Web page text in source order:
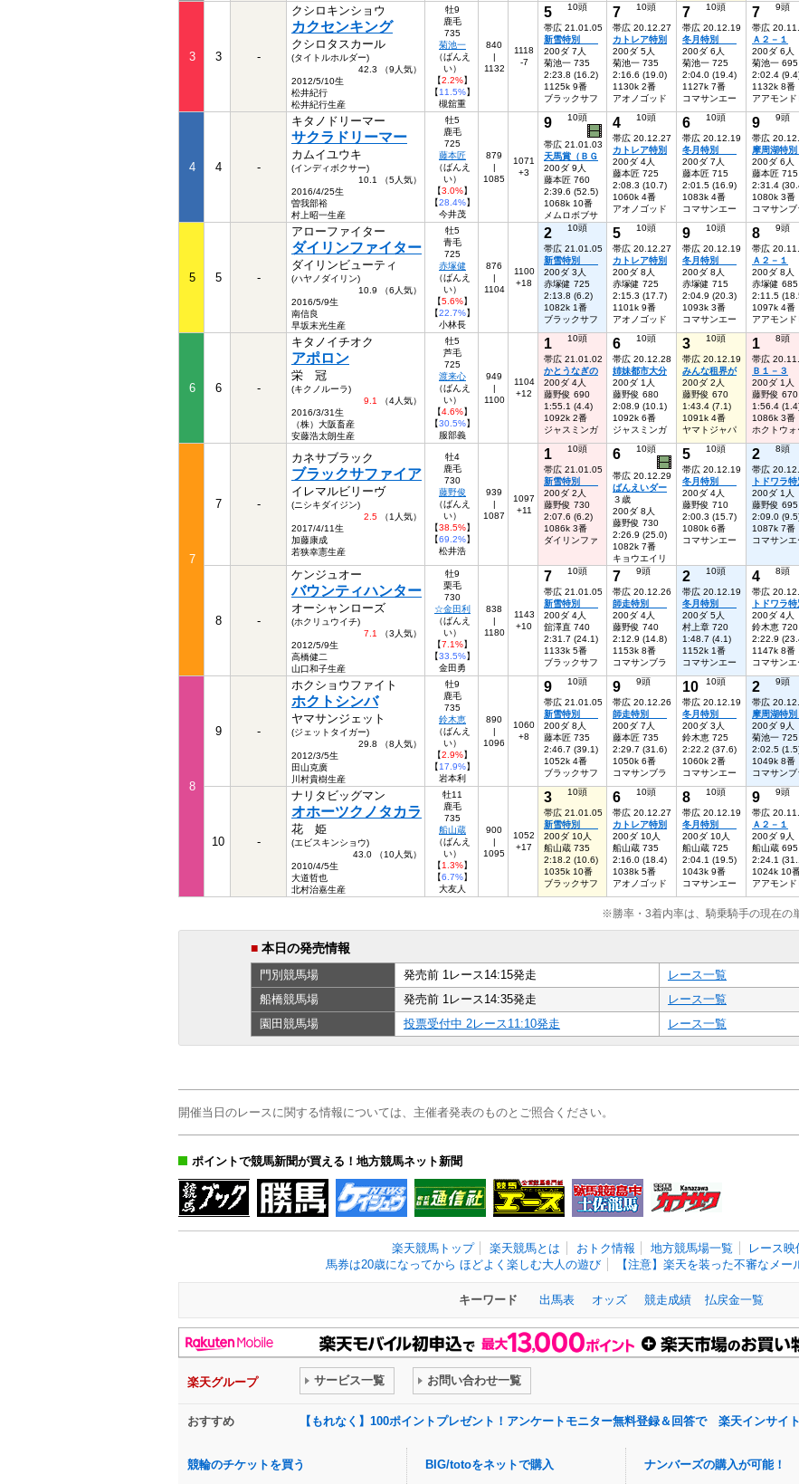
3 3 -
クシロキンショウ
カクセンキング
クシロタスカール
(タイトルホルダー)
42.3 （9人気）
2012/5/10生
松井紀行
松井紀行生産
牡9
鹿毛
735
菊池一
（ばんえ
い）
【2.2%】
【11.5%】
槻舘重
840
|
1132
1118
-7
5 10頭
帯広 21.01.05
新雪特別
200ダ 7人
菊池一 735
2:23.8 (16.2)
1125k 9番
ブラックサフ
7 10頭
帯広 20.12.27
カトレア特別
200ダ 5人
菊池一 735
2:16.6 (19.0)
1130k 2番
アオノゴッド
7 10頭
帯広 20.12.19
冬月特別
200ダ 6人
菊池一 725
2:04.0 (19.4)
1127k 7番
コマサンエー
7 9頭
帯広
Ａ２－１
200ダ 6人
菊池一 695
2:02.4
1132k 8番
アアモンド
4 4 -
キタノドリーマー
サクラドリーマー
カムイユウキ
(インディボクサー)
10.1 （5人気）
2016/4/25生
曽我部裕
村上昭一生産
牡5
鹿毛
725
藤本匠
（ばんえ
い）
【3.0%】
【28.4%】
今井茂
879
|
1085
1071
+3
9 10頭
帯広 21.01.03
天馬賞（ＢＧ
200ダ 9人
藤本匠 760
2:39.6 (52.5)
1068k 10番
メムロボブサ
4 10頭
帯広 20.12.27
カトレア特別
200ダ 4人
藤本匠 725
2:08.3 (10.7)
1060k 4番
アオノゴッド
6 10頭
帯広 20.12.19
冬月特別
200ダ 7人
藤本匠 715
2:01.5 (16.9)
1083k 4番
コマサンエー
9 9頭
帯広
摩周湖特
200ダ 6人
藤本匠 715
2:31.4
1080k 3番
コマサンブ
5 5 -
アローファイター
ダイリンファイター
ダイリンビューティ
(ハヤノダイリン)
10.9 （6人気）
2016/5/9生
南信良
早坂末光生産
牡5
青毛
725
赤塚健
（ばんえ
い）
【5.6%】
【22.7%】
小林長
876
|
1104
1100
+18
2 10頭
帯広 21.01.05
新雪特別
200ダ 3人
赤塚健 725
2:13.8 (6.2)
1082k 1番
ブラックサフ
5 10頭
帯広 20.12.27
カトレア特別
200ダ 8人
赤塚健 725
2:15.3 (17.7)
1101k 9番
アオノゴッド
9 10頭
帯広 20.12.19
冬月特別
200ダ 8人
赤塚健 715
2:04.9 (20.3)
1093k 3番
コマサンエー
8 9頭
帯広
Ａ２－１
200ダ 8人
赤塚健 685
2:11.5
1097k 4番
アアモンド
6 6 -
キタノイチオク
アポロン
栄 冠
(キクノルーラ)
9.1
（4人気）
2016/3/31生
（株）大阪畜産
安藤浩太朗生産
牡5
芦毛
725
渡来心
（ばんえ
い）
【4.6%】
【30.5%】
服部義
949
|
1100
1104
+12
1 10頭
帯広 21.01.02
かとうなぎの
200ダ 4人
藤野俊 690
1:55.1 (4.4)
1092k 2番
ジャスミンガ
6 10頭
帯広 20.12.28
姉妹都市大分
200ダ 1人
藤野俊 680
2:08.9 (10.1)
1092k 6番
ジャスミンガ
3 10頭
帯広 20.12.19
みんな租界が
200ダ 2人
藤野俊 670
1:43.4 (7.1)
1091k 4番
ヤマトジャパ
1 8頭
帯広
Ｂ１－３
200ダ 1人
藤野俊 670
1:56.4
1086k 3番
ホクトウォ
7
7 -
カネサブラック
ブラックサファイア
イレマルビリーヴ
(ニシキダイジン)
2.5 （1人気）
2017/4/11生
加藤康成
若狭幸憲生産
牡4
鹿毛
730
藤野俊
（ばんえ
い）
【38.5%】
【69.2%】
松井浩
939
|
1087
1097
+11
1 10頭
帯広 21.01.05
新雪特別
200ダ 2人
藤野俊 730
2:07.6 (6.2)
1086k 3番
ダイリンファ
6 10頭
帯広 20.12.29
ばんえいダー
３歳
200ダ 8人
藤野俊 730
2:26.9 (25.0)
1082k 7番
キョウエイリ
5 10頭
帯広 20.12.19
冬月特別
200ダ 4人
藤野俊 710
2:00.3 (15.7)
1080k 6番
コマサンエー
2 8頭
帯広
トドワラ特
200ダ 1人
藤野俊 695
2:09.0
1087k 7番
コマサンエ
8 -
ケンジュオー
バウンティハンター
オーシャンローズ
(ホクリュウイチ)
7.1
（3人気）
2012/5/9生
高橋健二
山口和子生産
牡9
栗毛
730
☆金田利
（ばんえ
い）
【7.1%】
【33.5%】
金田勇
838
|
1180
1143
+10
7 10頭
帯広 21.01.05
新雪特別
200ダ 4人
舘澤直 740
2:31.7 (24.1)
1133k 5番
ブラックサフ
7 9頭
帯広 20.12.26
師走特別
200ダ 4人
藤野俊 740
2:12.9 (14.8)
1153k 8番
コマサンブラ
2 10頭
帯広 20.12.19
冬月特別
200ダ 5人
村上章 720
1:48.7 (4.1)
1152k 1番
コマサンエー
4 8頭
帯広
トドワラ特
200ダ 4人
鈴木恵 720
2:22.9
1147k 8番
コマサンエ
8
9 -
ホクショウファイト
ホクトシンバ
ヤマサンジェット
(ジェットタイガー)
29.8 （8人気）
2012/3/5生
田山克廣
川村貴樹生産
牡9
鹿毛
735
鈴木恵
（ばんえ
い）
【2.9%】
【17.9%】
岩本利
890
|
1096
1060
+8
9 10頭
帯広 21.01.05
新雪特別
200ダ 8人
藤本匠 735
2:46.7 (39.1)
1052k 4番
ブラックサフ
9 9頭
帯広 20.12.26
師走特別
200ダ 7人
藤本匠 735
2:29.7 (31.6)
1050k 6番
コマサンブラ
10 10頭
帯広 20.12.19
冬月特別
200ダ 3人
鈴木恵 725
2:22.2 (37.6)
1060k 2番
コマサンエー
2 9頭
帯広
摩周湖特
200ダ 9人
菊池一 725
2:02.5
1049k 8番
コマサンブ
10 -
ナリタビッグマン
オホーツクノタカラ
花 姫
(エビスキンショウ)
43.0 （10人気）
2010/4/5生
大道哲也
北村治嘉生産
牡11
鹿毛
735
船山蔵
（ばんえ
い）
【1.3%】
【6.7%】
大友人
900
|
1095
1052
+17
3 10頭
帯広 21.01.05
新雪特別
200ダ 10人
船山蔵 735
2:18.2 (10.6)
1035k 10番
ブラックサフ
6 10頭
帯広 20.12.27
カトレア特別
200ダ 10人
船山蔵 735
2:16.0 (18.4)
1038k 5番
アオノゴッド
8 10頭
帯広 20.12.19
冬月特別
200ダ 10人
船山蔵 725
2:04.1 (19.5)
1043k 9番
コマサンエー
9 9頭
帯広
Ａ２－１
200ダ 9人
船山蔵 695
2:24.1
1024k 10
アアモンド
※勝率・3着内率は、騎乗騎手の現在の
■ 本日の発売情報
門別競馬場 発売前 1レース14:15発走
レース一覧
船橋競馬場 発売前 1レース14:35発走
レース一覧
園田競馬場 投票受付中 2レース11:10発走 レース一覧
開催当日のレースに関する情報については、主催者発表のものとご照合ください。
ポイントで競馬新聞が買える！地方競馬ネット新聞
楽天競馬トップ 楽天競馬とは おトク情報 地方競馬場一覧
レース映
馬券は20歳になってから ほどよく楽しむ大人の遊び
【注意】楽天を装った不審なメ
キーワード 出馬表 オッズ 競走成績 払戻金一覧
楽天グループ サービス一覧 お問い合わせ一覧
おすすめ 【もれなく】100ポイントプレゼント！アンケートモニター無料登録＆回答で 楽天インサイト
競輪のチケットを買う
BIG/totoをネットで購入
ナンバーズの購入が可能！